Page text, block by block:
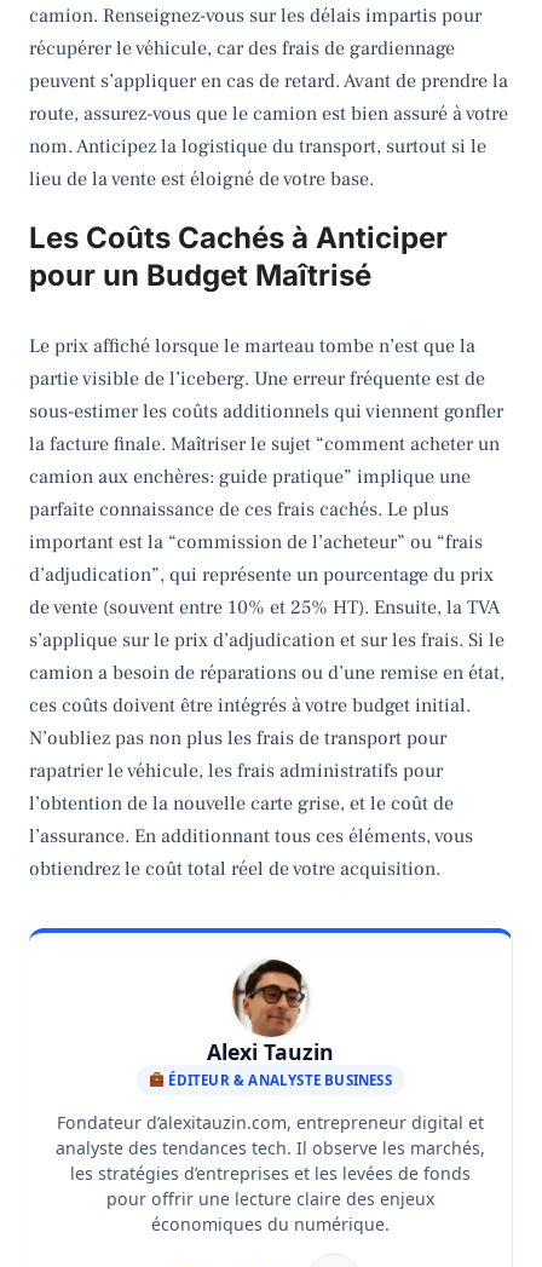
camion. Renseignez-vous sur les délais impartis pour
récupérer le véhicule, car des frais de gardiennage
peuvent s’appliquer en cas de retard. Avant de prendre la
route, assurez-vous que le camion est bien assuré à votre
nom. Anticipez la logistique du transport, surtout si le
lieu de la vente est éloigné de votre base.
Les Coûts Cachés à Anticiper
pour un Budget Maîtrisé
Le prix affiché lorsque le marteau tombe n’est que la
partie visible de l’iceberg. Une erreur fréquente est de
sous-estimer les coûts additionnels qui viennent gonfler
la facture finale. Maîtriser le sujet “comment acheter un
camion aux enchères: guide pratique” implique une
parfaite connaissance de ces frais cachés. Le plus
important est la “commission de l’acheteur” ou “frais
d’adjudication”, qui représente un pourcentage du prix
de vente (souvent entre 10% et 25% HT). Ensuite, la TVA
s’applique sur le prix d’adjudication et sur les frais. Si le
camion a besoin de réparations ou d’une remise en état,
ces coûts doivent être intégrés à votre budget initial.
N’oubliez pas non plus les frais de transport pour
rapatrier le véhicule, les frais administratifs pour
l’obtention de la nouvelle carte grise, et le coût de
l’assurance. En additionnant tous ces éléments, vous
obtiendrez le coût total réel de votre acquisition.
Alexi Tauzin
ÉDITEUR & ANALYSTE BUSINESS
Fondateur d’alexitauzin.com, entrepreneur digital et
analyste des tendances tech. Il observe les marchés,
les stratégies d’entreprises et les levées de fonds
pour offrir une lecture claire des enjeux
économiques du numérique.